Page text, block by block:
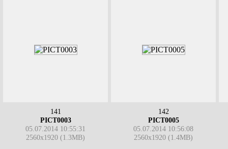
141
PICT0003
05.07.2014 10:55:31
2560x1920 (1.3MB)
142
PICT0005
05.07.2014 10:56:08
2560x1920 (1.4MB)